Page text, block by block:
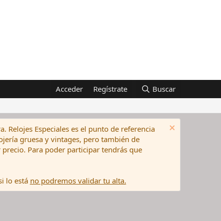
Acceder Regístrate Buscar
Relojes Especiales es el punto de referencia
gruesa y vintages, pero también de
Para poder participar tendrás que
lo está no podremos validar tu alta.